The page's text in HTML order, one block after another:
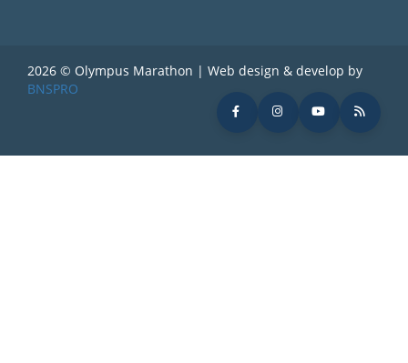
2026 © Olympus Marathon | Web design & develop by
BNSPRO